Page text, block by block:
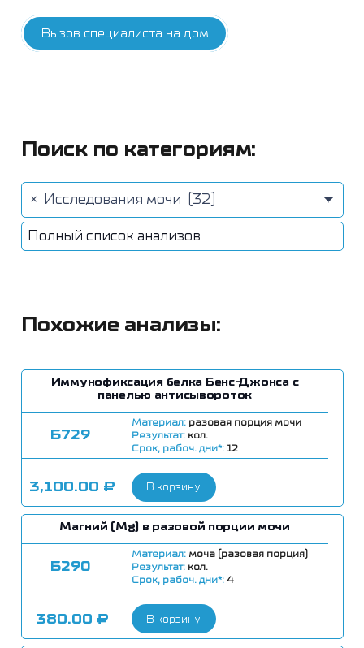
Вызов специалиста на дом
Поиск по категориям:
× Исследования мочи (32)
Полный список анализов
Похожие анализы:
Иммунофиксация белка Бенс-Джонса с
панелью антисывороток
Б729
Материал: разовая порция мочи
Результат: кол.
Срок, рабоч. дни*: 12
3,100.00 ₽ В корзину
Магний (Mg) в разовой порции мочи
Б290
Материал: моча (разовая порция)
Результат: кол.
Срок, рабоч. дни*:4
380.00 ₽ В корзину